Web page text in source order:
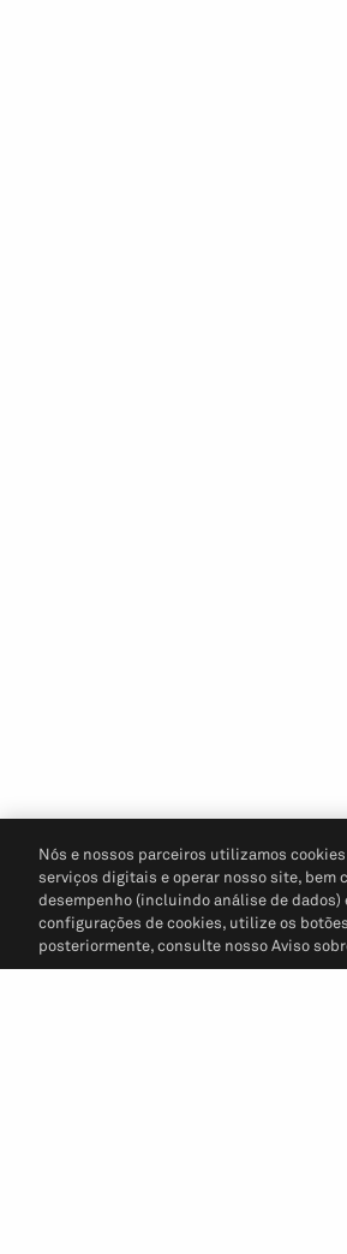
Nós e nossos parceiros utilizamos
serviços digitais e operar nosso site, bem
desempenho (incluindo análise de
configurações de cookies, utilize os
posteriormente, consulte nosso Aviso